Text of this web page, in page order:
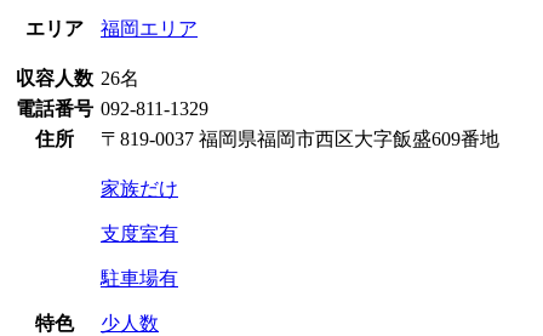
エリア 福岡エリア
収容人数 26名
電話番号 092-811-1329
住所
〒819-0037 福岡県福岡市西区大字飯盛609番地
特色
家族だけ
支度室有
駐車場有
少人数